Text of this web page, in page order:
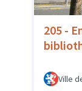
205 -
Ville